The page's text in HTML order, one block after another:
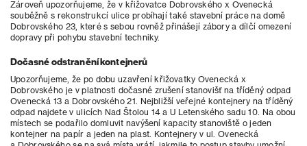
Zároveň upozorňujeme, že v křižovatce Dobrovského x Ovenecká
souběžně s rekonstrukcí ulice probíhají také stavební práce na domě
Dobrovského 23, které s sebou rovněž přinášejí zábory a dílčí omezení
dopravy při pohybu stavební techniky.
Dočasné odstranění kontejnerů
Upozorňujeme, že po dobu uzavření křižovatky Ovenecká x
Dobrovského je v platnosti dočasné zrušení stanovišť na tříděný odpad
Ovenecká 13 a Dobrovského 21. Nejbližší veřejné kontejnery na tříděný
odpad najdete v ulicích Nad Štolou 14 a U Letenského sadu 10. Na obou
místech se podařilo domluvit navýšení kapacity stanoviště o jeden
kontejner na papír a jeden na plast. Kontejnery v ul. Ovenecká